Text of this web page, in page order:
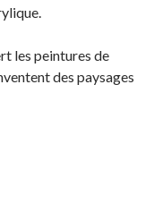
les peintures de
des paysages